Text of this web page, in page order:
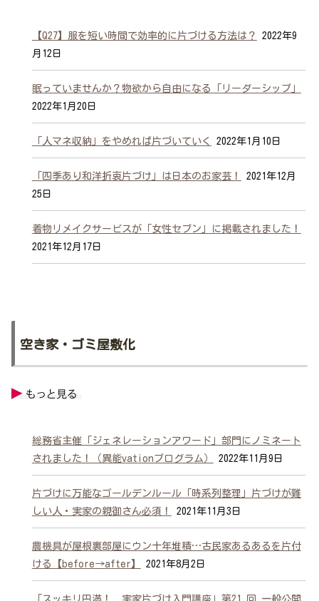
【Q27】服を短い時間で効率的に片づける方法は？
2022年9
月12日
眠っていませんか？物欲から自由になる「リーダーシップ」
2022年1月20日
「人マネ収納」をやめれば片づいていく 2022年1月10日
「四季あり和洋折衷片づけ」は日本のお家芸！
2021年12月
25日
着物リメイクサービスが「女性セブン」に掲載されました！
2021年12月17日
空き家・ゴミ屋敷化
総務省主催「ジェネレーションアワード」部門にノミネート
されました！（異能vationプログラム）
2022年11月9日
片づけに万能なゴールデンルール「時系列整理」片づけが難
しい人・実家の親御さん必須！
2021年11月3日
農機具が屋根裏部屋にウン十年堆積…古民家あるあるを片付
ける【before→after】
2021年8月2日
「スッキリ円満！ 実家片づけ入門講座」第21 回 一般公開